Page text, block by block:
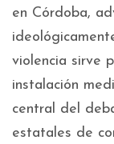
en Córdoba,
violencia sirve
instalación
central del
estatales de